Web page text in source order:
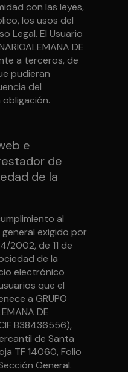
con las leyes,
los usos del
Legal. El Usuario
DE
a terceros, de
pudieran
del
e
de
de la
al
exigido por
2002, de 11 de
de la
electrónico
que el
a GRUPO
DE
B38436556),
de Santa
TF 14060, Folio
General.